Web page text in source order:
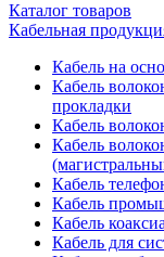
Каталог товаров
Кабельная
Кабель на
Кабель
прокладки
Кабель
Кабель
Кабель
Кабель
Кабель
Кабель для